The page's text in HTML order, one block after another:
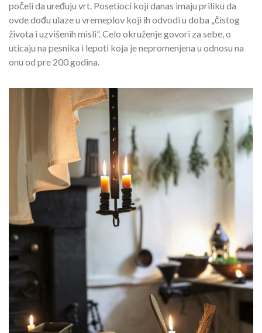
počeli da uređuju vrt. Posetioci koji danas imaju priliku da
ovde dođu ulaze u vremeplov koji ih odvodi u doba „čistog
života i uzvišenih misli”. Celo okruženje govori za sebe, o
uticaju na pesnika i lepoti koja je nepromenjena u odnosu na
onu od pre 200 godina.